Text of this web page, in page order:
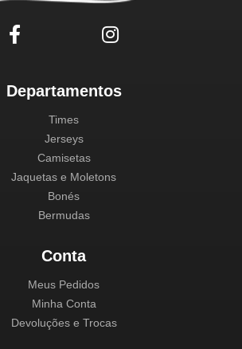
Departamentos
Times
Jerseys
Camisetas
Jaquetas e Moletons
Bonés
Bermudas
Conta
Meus Pedidos
Minha Conta
Devoluções e Trocas